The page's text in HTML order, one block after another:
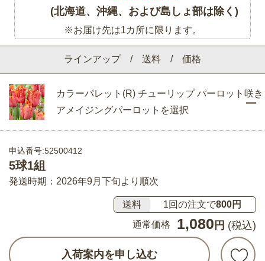
ラインアップ / 送料 / 価格
カラーパレット(R) チューリップ パーロット咲き
アメイジングパーロットを選択
申込番号:52500412
5球1組
発送時期：2026年9月下旬より順次
送料 1回の注文で800円
通常価格
1,080 円 (税込)
入荷案内を申し込む
(北海道、沖縄、および島しょ部は除く)
※お届け先は1カ所に限ります。